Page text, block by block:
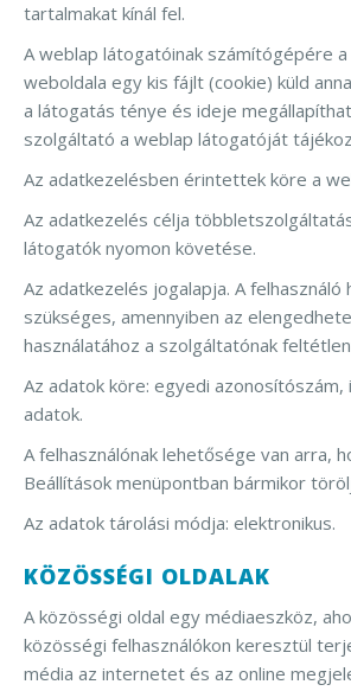
tartalmakat kínál fel.
A weblap látogatóinak számítógépére
weboldala egy kis fájlt (cookie) küld
a látogatás ténye és ideje
szolgáltató a weblap látogatóját
Az adatkezelésben érintettek köre a
Az adatkezelés célja
látogatók nyomon követése.
Az adatkezelés jogalapja. A felhasználó
szükséges, amennyiben az
használatához a szolgáltatónak
Az adatok köre: egyedi azonosítószám,
adatok.
A felhasználónak lehetősége van arra,
Beállítások menüpontban bármikor
Az adatok tárolási módja: elektronikus.
KÖZÖSSÉGI OLDALAK
A közösségi oldal egy médiaeszköz,
közösségi felhasználókon keresztül
média az internetet és az online